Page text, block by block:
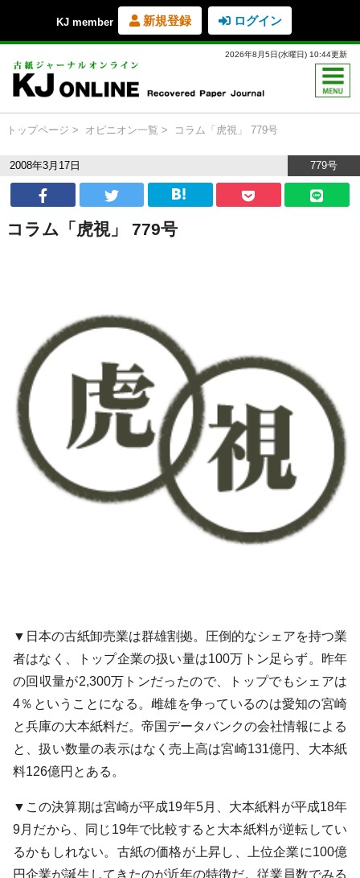
KJ member 新規登録 ログイン
2026年8月5日(水曜日) 10:44更新
トップページ オピニオン一覧 コラム「虎視」 779号
2008年3月17日 779号
コラム「虎視」 779号
▼日本の古紙卸売業は群雄割拠。圧倒的なシェアを持つ業
者はなく、トップ企業の扱い量は100万トン足らず。昨年
の回収量が2,300万トンだったので、トップでもシェアは
4％ということになる。雌雄を争っているのは愛知の宮崎
と兵庫の大本紙料だ。帝国データバンクの会社情報による
と、扱い数量の表示はなく売上高は宮崎131億円、大本紙
料126億円とある。
▼この決算期は宮崎が平成19年5月、大本紙料が平成18年
9月だから、同じ19年で比較すると大本紙料が逆転してい
るかもしれない。古紙の価格が上昇し、上位企業に100億
円企業が誕生してきたのが近年の特徴だ。従業員数でみる